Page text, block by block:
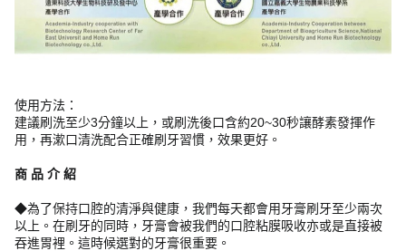
使用方法：
建議刷洗至少3分鐘以上，或刷洗後口含約20~30秒讓酵素發揮作
用，再漱口清洗配合正確刷牙習慣，效果更好。
商 品 介 紹
◆為了保持口腔的清淨與健康，我們每天都會用牙膏刷牙至少兩次
以上。在刷牙的同時，牙膏會被我們的口腔粘膜吸收亦或是直接被
吞進胃裡。這時候選對的牙膏很重要。